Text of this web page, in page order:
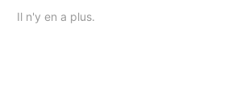
Il n'y en a plus.